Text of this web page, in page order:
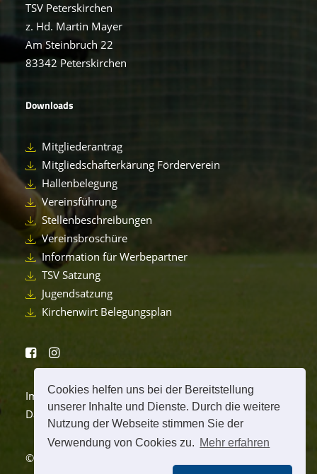
Cookies helfen uns bei der Bereitstellung
unserer Inhalte und Dienste. Durch die weitere
Nutzung der Webseite stimmen Sie der
Verwendung von Cookies zu. Mehr erfahren
TSV Peterskirchen
z. Hd. Martin Mayer
Am Steinbruch 22
83342 Peterskirchen
Downloads
Mitgliederantrag
Mitgliedschafterkärung Förderverein
Hallenbelegung
Vereinsführung
Stellenbeschreibungen
Vereinsbroschüre
Information für Werbepartner
TSV Satzung
Jugendsatzung
Kirchenwirt Belegungsplan
Impressum
Datenschutzerklärung
© 2026 TSV Peterskirchen.